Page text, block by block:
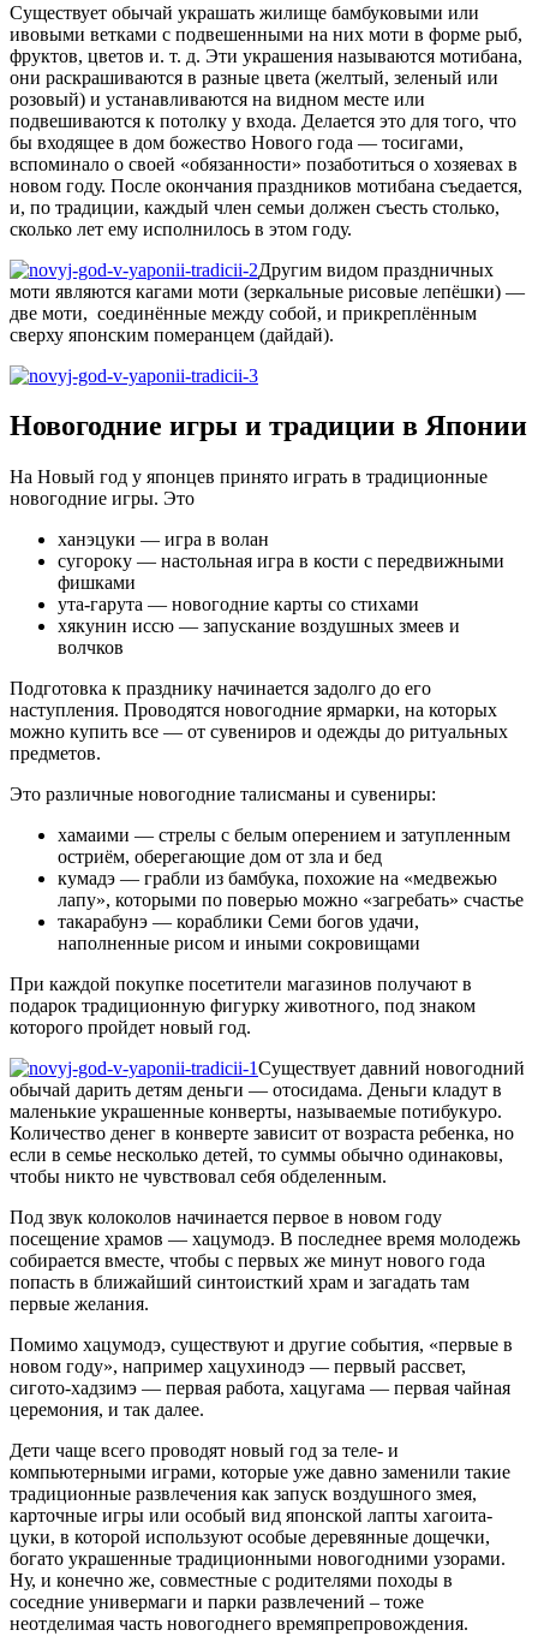
Существует обычай украшать жилище бамбуковыми или
ивовыми ветками с подвешенными на них моти в форме рыб,
фруктов, цветов и. т. д. Эти украшения называются мотибана,
они раскрашиваются в разные цвета (желтый, зеленый или
розовый) и устанавливаются на видном месте или
подвешиваются к потолку у входа. Делается это для того, что
бы входящее в дом божество Нового года — тосигами,
вспоминало о своей «обязанности» позаботиться о хозяевах в
новом году. После окончания праздников мотибана съедается,
и, по традиции, каждый член семьи должен съесть столько,
сколько лет ему исполнилось в этом году.
Другим видом праздничных
моти являются кагами моти (зеркальные рисовые лепёшки) —
две моти, соединённые между собой, и прикреплённым
сверху японским померанцем (дайдай).
Новогодние игры и традиции в Японии
На Новый год у японцев принято играть в традиционные
новогодние игры. Это
ханэцуки — игра в волан
сугороку — настольная игра в кости с передвижными
фишками
ута-гарута — новогодние карты со стихами
хякунин иссю — запускание воздушных змеев и
волчков
Подготовка к празднику начинается задолго до его
наступления. Проводятся новогодние ярмарки, на которых
можно купить все — от сувениров и одежды до ритуальных
предметов.
Это различные новогодние талисманы и сувениры:
хамаими — стрелы с белым оперением и затупленным
остриём, оберегающие дом от зла и бед
кумадэ — грабли из бамбука, похожие на «медвежью
лапу», которыми по поверью можно «загребать» счастье
такарабунэ — кораблики Семи богов удачи,
наполненные рисом и иными сокровищами
При каждой покупке посетители магазинов получают в
подарок традиционную фигурку животного, под знаком
которого пройдет новый год.
Существует давний новогодний
обычай дарить детям деньги — отосидама. Деньги кладут в
маленькие украшенные конверты, называемые потибукуро.
Количество денег в конверте зависит от возраста ребенка, но
если в семье несколько детей, то суммы обычно одинаковы,
чтобы никто не чувствовал себя обделенным.
Под звук колоколов начинается первое в новом году
посещение храмов — хацумодэ. В последнее время молодежь
собирается вместе, чтобы с первых же минут нового года
попасть в ближайший синтоисткий храм и загадать там
первые желания.
Помимо хацумодэ, существуют и другие события, «первые в
новом году», например хацухинодэ — первый рассвет,
сигото-хадзимэ — первая работа, хацугама — первая чайная
церемония, и так далее.
Дети чаще всего проводят новый год за теле- и
компьютерными играми, которые уже давно заменили такие
традиционные развлечения как запуск воздушного змея,
карточные игры или особый вид японской лапты хагоита-
цуки, в которой используют особые деревянные дощечки,
богато украшенные традиционными новогодними узорами.
Ну, и конечно же, совместные с родителями походы в
соседние универмаги и парки развлечений – тоже
неотделимая часть новогоднего времяпрепровождения.